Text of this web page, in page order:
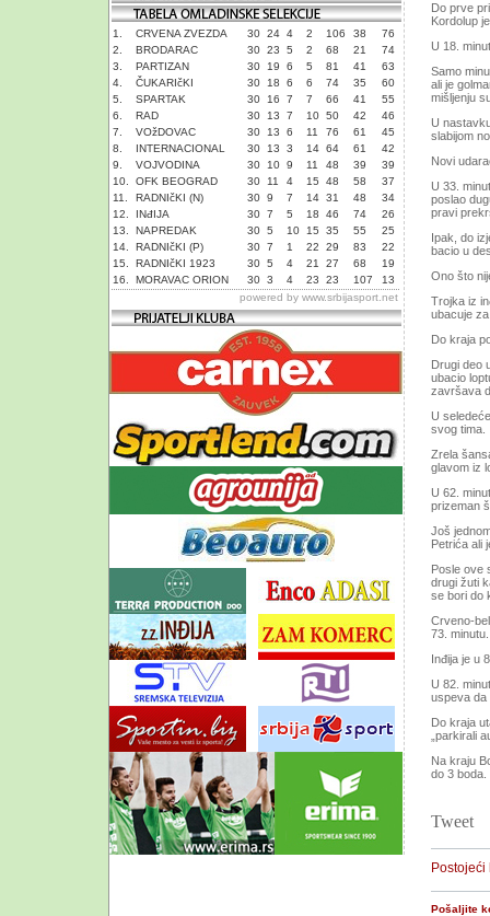
1. CRVENA ZVEZDA 30 24 4 2 106 38
76
2.
BRODARAC 30 23 5 2 68 21
74
3.
PARTIZAN 30 19 6 5 81 41
63
4.
ČUKARIčKI 30 18 6 6 74 35
60
5.
SPARTAK 30 16 7 7 66 41
55
6.
RAD 30 13 7 10 50 42
46
7.
VOžDOVAC 30 13 6 11 76 61
45
8.
INTERNACIONAL 30 13 3 14 64 61
42
9.
VOJVODINA 30 10 9 11 48 39
39
10.
OFK BEOGRAD 30 11 4 15 48 58
37
11.
RADNIčKI (N) 30 9 7 14 31 48
34
12.
INđIJA 30 7 5 18 46 74
26
13.
NAPREDAK 30 5 10 15 35 55
25
14.
RADNIčKI (P) 30 7 1 22 29 83
22
15.
RADNIčKI 1923 30 5 4 21 27 68
19
16.
MORAVAC ORION 30 3 4 23 23 107
13
powered by www.srbijasport.net
Do prve
Kordolup
U 18.
Samo
ali je
mišljenju
U
slabijom
Novi
U 33.
poslao
pravi
Ipak, do
bacio u
Ono što
Trojka iz
ubacuje
Do kraja
Drugi deo
ubacio
završava
U
svog tima.
Zrela
glavom iz
U 62.
prizeman
Još
Petrića ali
Posle ove
drugi žuti
se bori do
Crveno-
73.
Inđija je u
U 82.
uspeva da
Do kraja
„parkirali
Na kraju
do 3 boda.
Tweet
Postojeći
Pošaljite